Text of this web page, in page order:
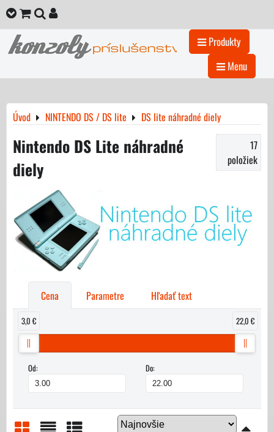
Produkty
Menu
Úvod NINTENDO DS / DS lite DS lite náhradné diely
Nintendo DS Lite náhradné
diely
17
položiek
Cena Parametre Hľadať text
Od: Do:
3,0 € 22,0 €